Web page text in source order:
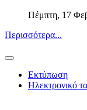
Πέμπτη, 17
Περισσότερα...
Εκτύπωση
Ηλεκτρονικό